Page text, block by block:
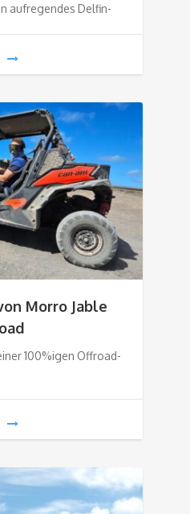
aufregendes Delfin-
Morro Jable
100%igen Offroad-